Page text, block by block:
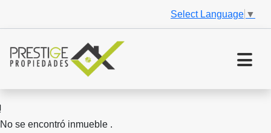
Select Language ▼
No se encontró inmueble .